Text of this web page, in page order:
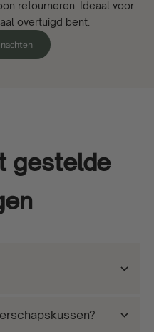
retourneren. Ideaal voor
overtuigd bent.
gestelde